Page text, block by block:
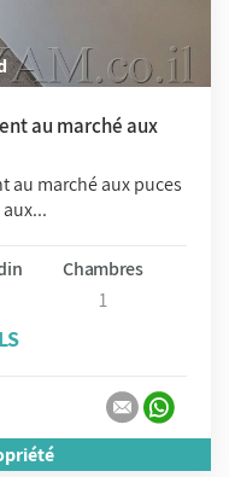
au marché aux
au marché aux puces
Chambres
1